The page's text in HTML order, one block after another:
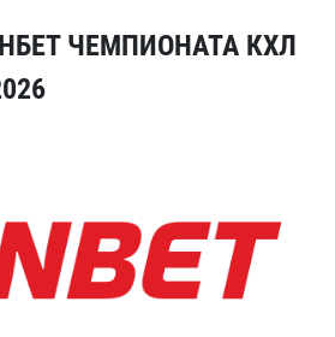
ЧЕМПИОНАТА КХЛ